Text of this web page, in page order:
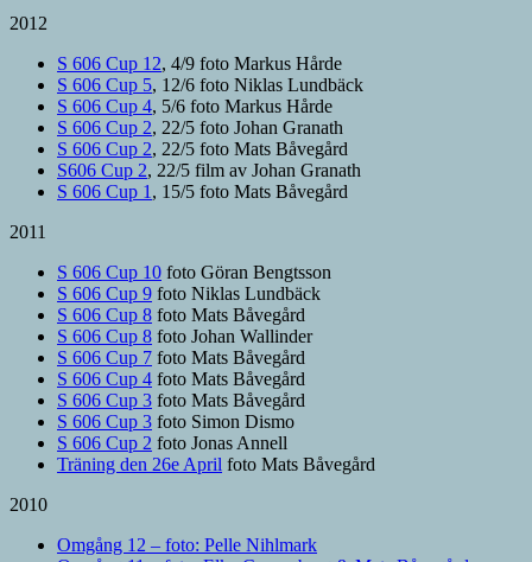
2012
S 606 Cup 12, 4/9 foto Markus Hårde
S 606 Cup 5, 12/6 foto Niklas Lundbäck
S 606 Cup 4, 5/6 foto Markus Hårde
S 606 Cup 2, 22/5 foto Johan Granath
S 606 Cup 2, 22/5 foto Mats Båvegård
S606 Cup 2, 22/5 film av Johan Granath
S 606 Cup 1 , 15/5 foto Mats Båvegård
2011
S 606 Cup 10 foto Göran Bengtsson
S 606 Cup 9 foto Niklas Lundbäck
S 606 Cup 8 foto Mats Båvegård
S 606 Cup 8 foto Johan Wallinder
S 606 Cup 7 foto Mats Båvegård
S 606 Cup 4 foto Mats Båvegård
S 606 Cup 3 foto Mats Båvegård
S 606 Cup 3 foto Simon Dismo
S 606 Cup 2 foto Jonas Annell
Träning den 26e April foto Mats Båvegård
2010
Omgång 12 – foto: Pelle Nihlmark